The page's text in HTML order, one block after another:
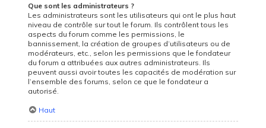
Que sont les administrateurs ?
Les administrateurs sont les utilisateurs qui ont le plus haut
niveau de contrôle sur tout le forum. Ils contrôlent tous les
aspects du forum comme les permissions, le
bannissement, la création de groupes d’utilisateurs ou de
modérateurs, etc., selon les permissions que le fondateur
du forum a attribuées aux autres administrateurs. Ils
peuvent aussi avoir toutes les capacités de modération sur
l’ensemble des forums, selon ce que le fondateur a
autorisé.
Haut